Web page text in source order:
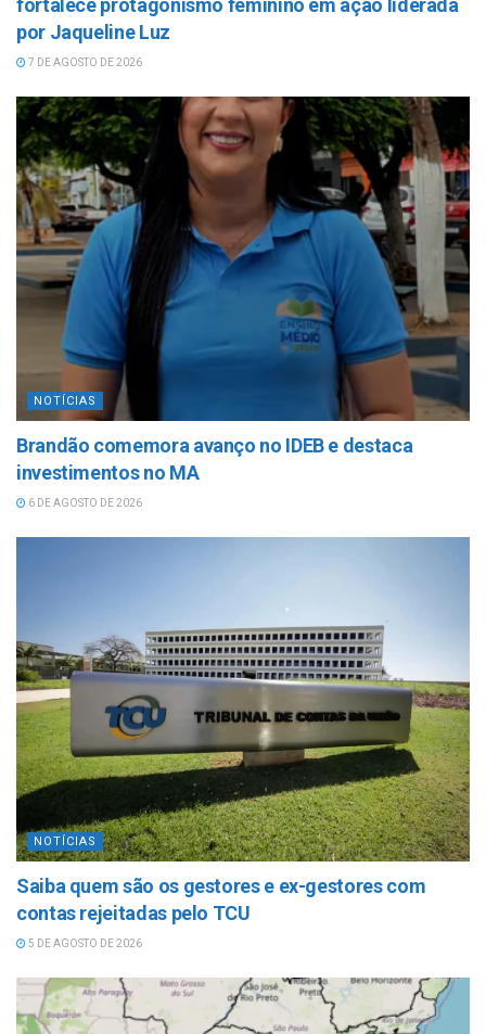
fortalece protagonismo feminino em ação liderada
por Jaqueline Luz
7 DE AGOSTO DE 2026
NOTÍCIAS
Brandão comemora avanço no IDEB e destaca
investimentos no MA
6 DE AGOSTO DE 2026
NOTÍCIAS
Saiba quem são os gestores e ex-gestores com
contas rejeitadas pelo TCU
5 DE AGOSTO DE 2026